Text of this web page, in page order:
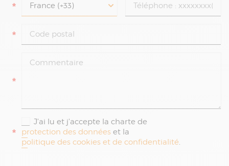
*
*
*
*
J'ai lu et j'accepte la charte de
protection des données et la
politique des cookies et de confidentialité.